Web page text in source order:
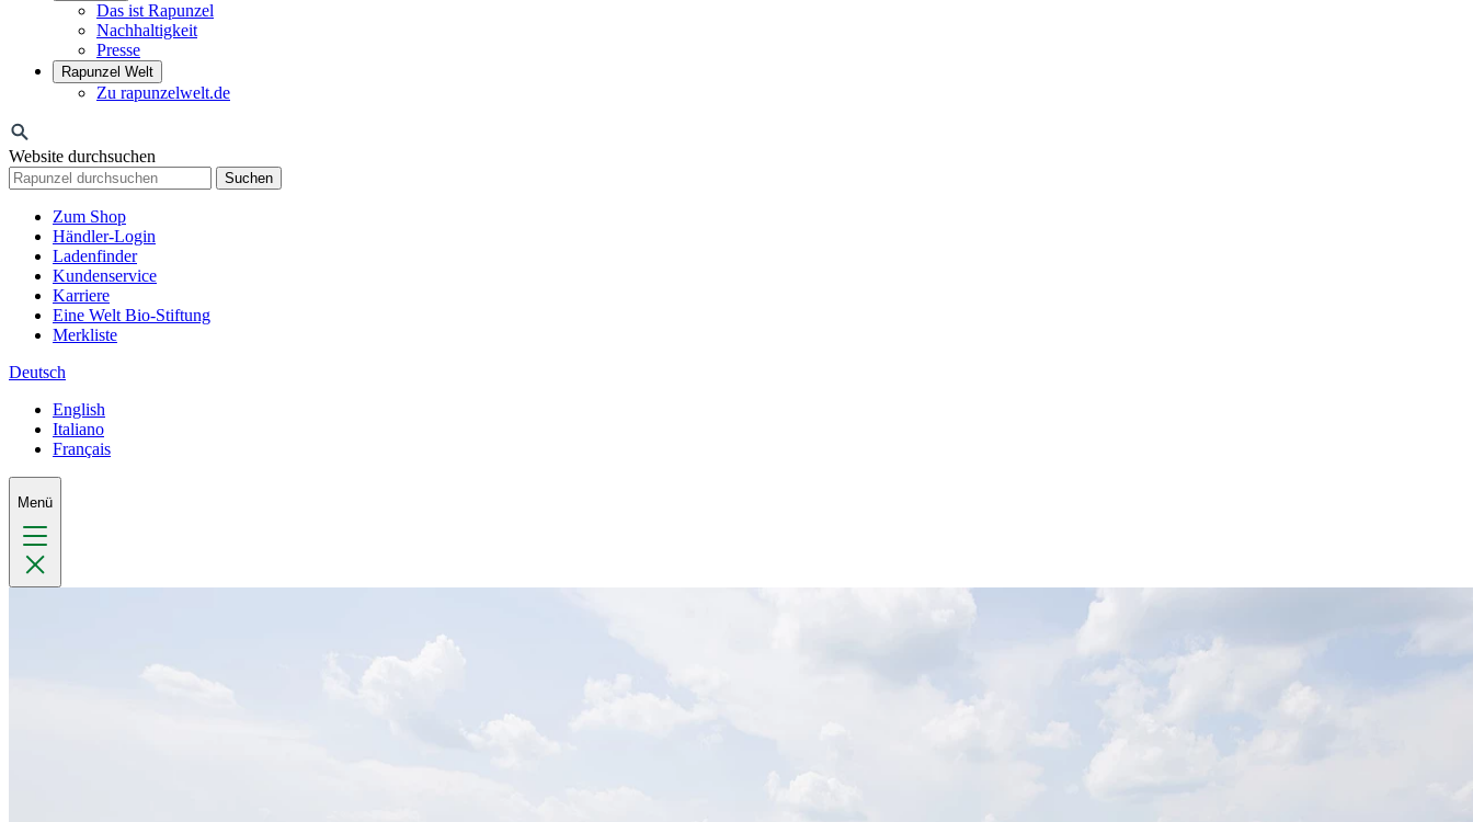
Das ist Rapunzel
Nachhaltigkeit
Presse
Rapunzel Welt
Zu rapunzelwelt.de
Website durchsuchen
Suchen
Zum Shop
Händler-Login
Ladenfinder
Kundenservice
Karriere
Eine Welt Bio-Stiftung
Merkliste
Deutsch
English
Italiano
Français
Menü